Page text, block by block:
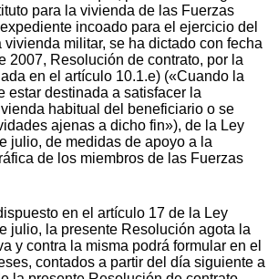
para la vivienda de las Fuerzas
incoado para el ejercicio del
militar, se ha dictado con fecha
2007, Resolución de contrato, por la
en el artículo 10.1.e) («Cuando la
estar destinada a satisfacer la
habitual del beneficiario o se
ajenas a dicho fin»), de la Ley
julio, de medidas de apoyo a la
de los miembros de las Fuerzas
en el artículo 17 de la Ley
julio, la presente Resolución agota la
y contra la misma podrá formular en el
contados a partir del día siguiente a